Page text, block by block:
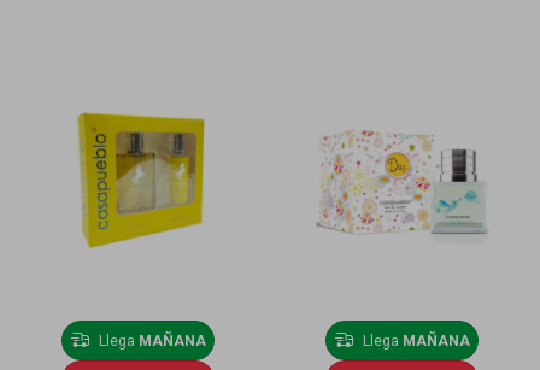
Llega MAÑANA Llega MAÑANA